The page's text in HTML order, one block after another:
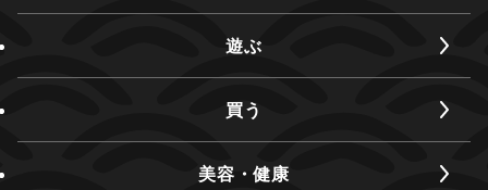
遊ぶ
買う
美容・健康